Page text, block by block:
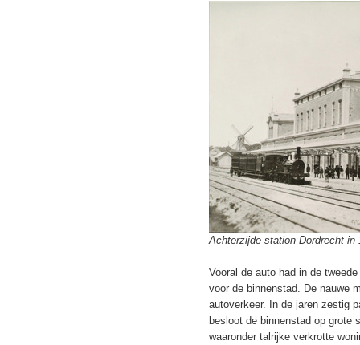
Achterzijde station Dordrecht in
Vooral de auto had in de
voor de binnenstad. De nauwe
autoverkeer. In de jaren zestig
besloot de binnenstad op grote
waaronder talrijke verkrotte